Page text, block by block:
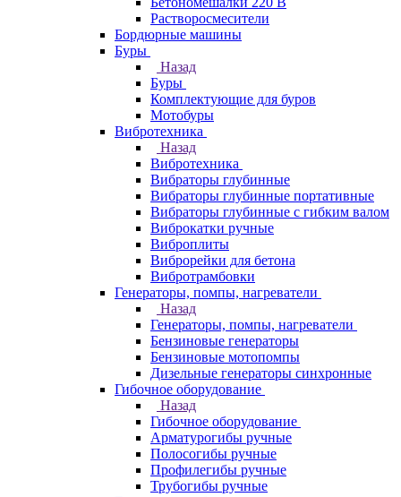
Растворосмесители
Бордюрные машины
Буры
Назад
Буры
Комплектующие для буров
Мотобуры
Вибротехника
Назад
Вибротехника
Вибраторы глубинные
Вибраторы глубинные портативные
Вибраторы глубинные с гибким валом
Виброкатки ручные
Виброплиты
Виброрейки для бетона
Вибротрамбовки
Генераторы, помпы, нагреватели
Назад
Генераторы, помпы, нагреватели
Бензиновые генераторы
Бензиновые мотопомпы
Дизельные генераторы синхронные
Гибочное оборудование
Назад
Гибочное оборудование
Арматурогибы ручные
Полосогибы ручные
Профилегибы ручные
Трубогибы ручные